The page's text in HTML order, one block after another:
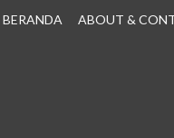
BERANDA ABOUT &